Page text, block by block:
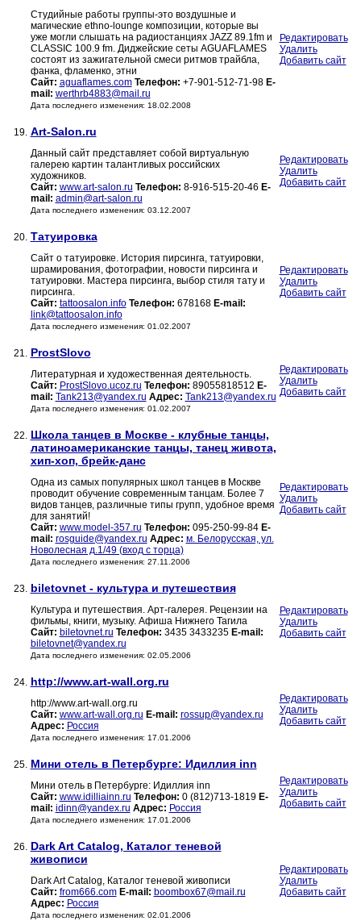
Студийные работы группы-это воздушные и
магические ethno-lounge композиции, которые вы
уже могли слышать на радиостанциях JAZZ 89.1fm и
CLASSIC 100.9 fm. Диджейские сеты AGUAFLAMES
состоят из зажигательной смеси ритмов трайбла,
фанка, фламенко, этни
Сайт: aguaflames.com Телефон: +7-901-512-71-98 E-
mail: werthrb4883@mail.ru
Дата последнего изменения: 18.02.2008
Редактировать
Удалить
Добавить сайт
19. Art-Salon.ru
Данный сайт представляет собой виртуальную
галерею картин талантливых российских
художников.
Сайт: www.art-salon.ru Телефон: 8-916-515-20-46 E-
mail: admin@art-salon.ru
Дата последнего изменения: 03.12.2007
Редактировать
Удалить
Добавить сайт
20. Татуировка
Сайт о татуировке. История пирсинга, татуировки,
шрамирования, фотографии, новости пирсинга и
татуировки. Мастера пирсинга, выбор стиля тату и
пирсинга.
Сайт: tattoosalon.info Телефон: 678168 E-mail:
link@tattoosalon.info
Дата последнего изменения: 01.02.2007
Редактировать
Удалить
Добавить сайт
21. ProstSlovo
Литературная и художественная деятельность.
Сайт: ProstSlovo.ucoz.ru Телефон: 89055818512 E-
mail: Tank213@yandex.ru Адрес: Tank213@yandex.ru
Дата последнего изменения: 01.02.2007
Редактировать
Удалить
Добавить сайт
22. Школа танцев в Москве - клубные танцы,
латиноамериканские танцы, танец живота,
хип-хоп, брейк-данс
Одна из самых популярных школ танцев в Москве
проводит обучение современным танцам. Более 7
видов танцев, различные типы групп, удобное время
для занятий!
Сайт: www.model-357.ru Телефон: 095-250-99-84 E-
mail: rosguide@yandex.ru Адрес: м. Белорусская, ул.
Новолесная д.1/49 (вход с торца)
Дата последнего изменения: 27.11.2006
Редактировать
Удалить
Добавить сайт
23. biletovnet - культура и путешествия
Культура и путешествия. Арт-галерея. Рецензии на
фильмы, книги, музыку. Афиша Нижнего Тагила
Сайт: biletovnet.ru Телефон: 3435 3433235 E-mail:
biletovnet@yandex.ru
Дата последнего изменения: 02.05.2006
Редактировать
Удалить
Добавить сайт
24. http://www.art-wall.org.ru
http://www.art-wall.org.ru
Сайт: www.art-wall.org.ru E-mail: rossup@yandex.ru
Адрес: Россия
Дата последнего изменения: 17.01.2006
Редактировать
Удалить
Добавить сайт
25. Мини отель в Петербурге: Идиллия inn
Мини отель в Петербурге: Идиллия inn
Сайт: www.idilliainn.ru Телефон: 0 (812)713-1819 E-
mail: idinn@yandex.ru Адрес: Россия
Дата последнего изменения: 17.01.2006
Редактировать
Удалить
Добавить сайт
26. Dark Art Catalog, Каталог теневой
живописи
Dark Art Catalog, Каталог теневой живописи
Сайт: from666.com E-mail: boombox67@mail.ru
Адрес: Россия
Дата последнего изменения: 02.01.2006
Редактировать
Удалить
Добавить сайт